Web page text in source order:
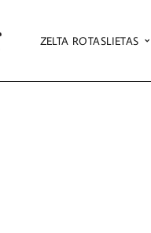
ZELTA ROTASLIETAS